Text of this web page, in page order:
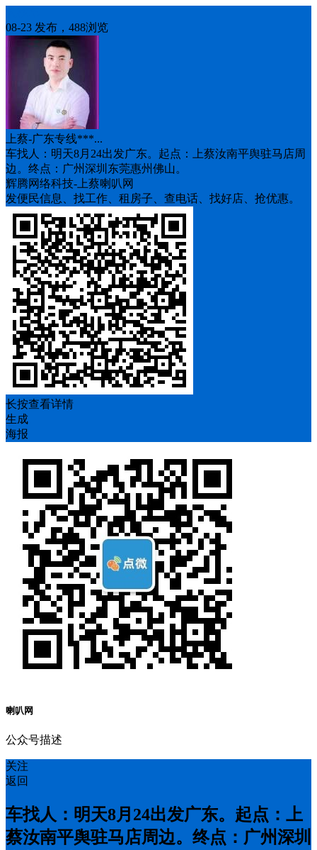
08-23 发布，488浏览
上蔡-广东专线***...
车找人：明天8月24出发广东。起点：上蔡汝南平舆驻马店周
边。终点：广州深圳东莞惠州佛山。
辉腾网络科技-上蔡喇叭网
发便民信息、找工作、租房子、查电话、找好店、抢优惠。
长按查看详情
生成
海报
喇叭网
公众号描述
关注
返回
车找人：明天8月24出发广东。起点：上
蔡汝南平舆驻马店周边。终点：广州深圳